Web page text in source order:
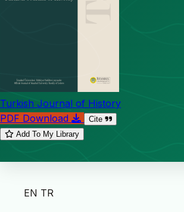
Turkish Journal of History
PDF Download
Cite
Add To My Library
EN TR